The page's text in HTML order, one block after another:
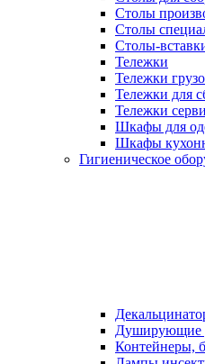
Столы
Столы
Столы-
Тележки
Тележки
Тележки для
Тележки
Шкафы для
Шкафы
Гигиеническое
Душирующие
Контейнеры,